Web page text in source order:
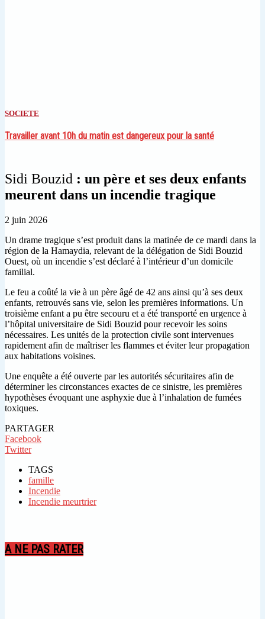
SOCIETE
Travailler avant 10h du matin est dangereux pour la santé
Sidi Bouzid : un père et ses deux enfants
meurent dans un incendie tragique
2 juin 2026
Un drame tragique s’est produit dans la matinée de ce mardi dans la
région de la Hamaydia, relevant de la délégation de Sidi Bouzid
Ouest, où un incendie s’est déclaré à l’intérieur d’un domicile
familial.
Le feu a coûté la vie à un père âgé de 42 ans ainsi qu’à ses deux
enfants, retrouvés sans vie, selon les premières informations. Un
troisième enfant a pu être secouru et a été transporté en urgence à
l’hôpital universitaire de Sidi Bouzid pour recevoir les soins
nécessaires. Les unités de la protection civile sont intervenues
rapidement afin de maîtriser les flammes et éviter leur propagation
aux habitations voisines.
Une enquête a été ouverte par les autorités sécuritaires afin de
déterminer les circonstances exactes de ce sinistre, les premières
hypothèses évoquant une asphyxie due à l’inhalation de fumées
toxiques.
PARTAGER
Facebook
Twitter
TAGS
famille
Incendie
Incendie meurtrier
A NE PAS RATER